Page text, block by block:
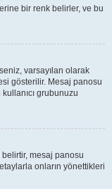
bir renk belirler, ve bu
varsayılan olarak
gösterilir. Mesaj panosu
grubunuzu
mesaj panosu
onların yönettikleri